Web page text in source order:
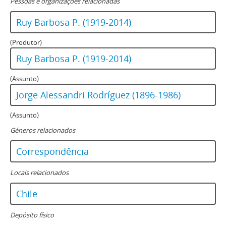
112 - Carta dirigida a Jorge Alessandri Rodríguez firmada por Herbert Müller Puelma
113 - Carta de Jorge Alessandri a María Elena Vukovic de Calcutta
114 - Carta dirigida a Jorge Alessandri de Herbert Müller Puelma
116 - Carta dirigida a Jorge Alessandri de Luis Emaldia Alvarado
117 - Carta de Jorge Alessandri a Cal Abraham
119 - Carta firmada de Leandro Gatica Cáceres y Sergio Muñoz Fabrega a Jorge Alessandri Rodríguez en la que se le solicita ser director honorario del Centro Social y Cultural Jorge Prat Echaurren
120 - Carta firmada dirigida a Jorge Alessandri Rodríguez en respuesta por la adherencia presidencial y respaldo al Centro Social y Cultural Jorge Prat Echaurren
124 - Carta firmada de Luis Arturo Director de El Mercurio a Jorge Alessandri Rodríguez en la que le hacen entrega de una entrevista y un cuestionario para evaluar el desempeño del diario.
125 - Carta firmada de Juan de Castro Rayen a Jorge Alessandri Rodríguez en la que da cuenta de una entrevista realizada por la Vicaría de la Solidaridad a Clotario Blest
127 - Carta firmada por Jorge Alessandri Rodríguez a Monseñor Emilio Tagle Covarrubias en la que data de un obsequio enviado
Ruy Barbosa P. (1919-2014)
(Produtor)
Ruy Barbosa P. (1919-2014)
(Assunto)
Jorge Alessandri Rodríguez (1896-1986)
(Assunto)
Géneros relacionados
Correspondência
Locais relacionados
Chile
Depósito físico